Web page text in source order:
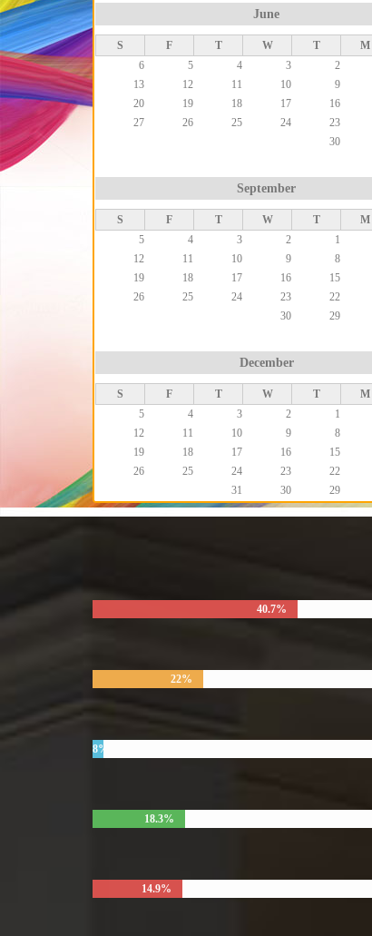
June
M
T
W
T
F
S
2
3
4
5
6
9
10
11
12
13
16
17
18
19
20
23
24
25
26
27
30
September
M
T
W
T
F
S
1
2
3
4
5
8
9
10
11
12
15
16
17
18
19
22
23
24
25
26
29
30
December
M
T
W
T
F
S
1
2
3
4
5
8
9
10
11
12
15
16
17
18
19
22
23
24
25
26
29
30
31
40.7%
22%
8%
18.3%
14.9%